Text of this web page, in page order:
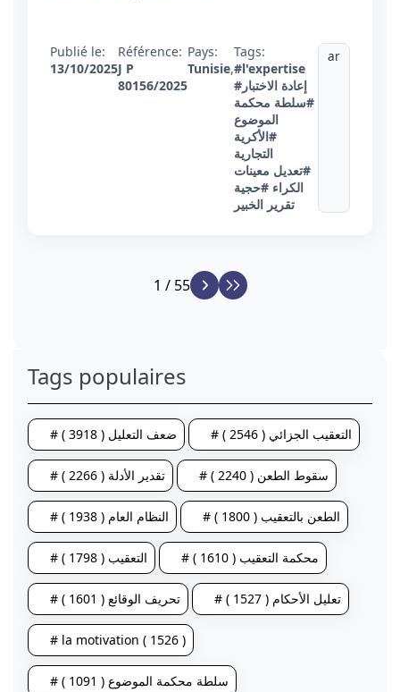
Publié le:
13/10/2025
Référence:
J P
80156/2025
Pays:
Tunisie,
Tags:
#l'expertise
#إعادة الاختبار
#سلطة محكمة
الموضوع
#الأكرية
التجارية
#تعديل معينات
الكراء #حجية
تقرير الخبير
ar
1 / 55
Tags populaires
# ضعف التعليل ( 3918 ) # التعقيب الجزائي ( 2546 )
# تقدير الأدلة ( 2266 ) # سقوط الطعن ( 2240 )
# النظام العام ( 1938 ) # الطعن بالتعقيب ( 1800 )
# التعقيب ( 1798 ) # محكمة التعقيب ( 1610 )
# تحريف الوقائع ( 1601 ) # تعليل الأحكام ( 1527 )
# la motivation ( 1526 )
# سلطة محكمة الموضوع ( 1091 )